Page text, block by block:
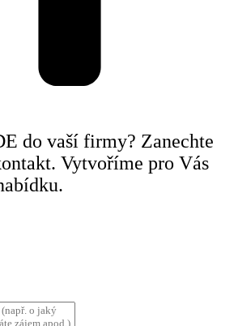
do vaší firmy? Zanechte
Vytvoříme pro Vás